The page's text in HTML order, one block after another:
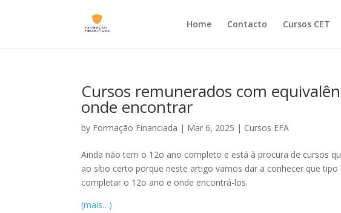
Home Contacto Cursos CET
Cursos remunerados com
onde encontrar
by Formação Financiada | Mar 6, 2025 | Cursos EFA
Ainda não tem o 12o ano completo e está à procura de cursos
ao sítio certo porque neste artigo vamos dar a conhecer que
completar o 12o ano e onde encontrá-los.
(mais…)